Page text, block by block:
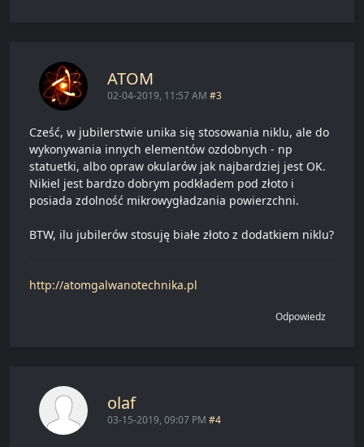
ATOM
02-04-2019, 11:57 AM #3
Cześć, w jubilerstwie unika się stosowania niklu, ale do
wykonywania innych elementów ozdobnych - np
statuetki, albo opraw okularów jak najbardziej jest OK.
Nikiel jest bardzo dobrym podkładem pod złoto i
posiada zdolność mikrowygładzania powierzchni.
BTW, ilu jubilerów stosuję białe złoto z dodatkiem niklu?
http://atomgalwanotechnika.pl
Odpowiedz
olaf
03-15-2019, 09:07 PM #4